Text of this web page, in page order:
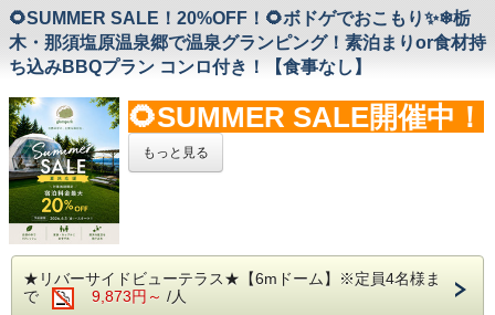
◆寒い時期にはBBQスペースのガゼボには屋根や風
除けの他、電気ストーブがございますが、足元が寒
い時もございます。
足元をはじめとした完全防寒・アウトドア対応の服
◆旅館内には看板にゃんこ・看板わんこを飼ってお
ります。
また旅館内にペットの宿泊可能なお部屋もございま
◆ドームテントの周りに池や川、草むら等がありま
す。危ないので、お子様から目を離さないようにお
願いします。
柔らかく風味豊かなご当地和牛や、清流に育まれた
肉厚で上品な美味しさを誇る栃木のブランド魚、
栃木の地元食材や旬の味覚がぎゅっと詰まったお食
事をご用意しました！
【 天然温泉 】
本物の源泉かけ流しを楽しめる、無加水、無循環。
純度100％の天然温泉◎
体をじんわりとほぐす少しぬるめの温泉で那須塩原
【ベッド】
寝具は触れた瞬間誰もが感動す
🌻SUMMER SALE！20%OFF！🌻ボドゲでおこもり✨❄栃
木・那須塩原温泉郷で温泉グランピング！素泊まりor食材持
ち込みBBQプラン コンロ付き！【食事なし】
🌻SUMMER SALE開催中！
🌻
ボードゲームを無料貸出！
●フロントで借りたいボードゲームをおっしゃって
ください。
もっと見る
★リバーサイドビューテラス★【6mドーム】※定員4名様ま
で
9,873円～ /人